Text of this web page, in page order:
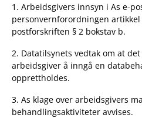
1. Arbeidsgivers innsyn i As e-
personvernforordningen artikkel
postforskriften § 2 bokstav b.
2. Datatilsynets vedtak om at
arbeidsgiver å inngå en
opprettholdes.
3. As klage over arbeidsgivers
behandlingsaktiviteter avvises.